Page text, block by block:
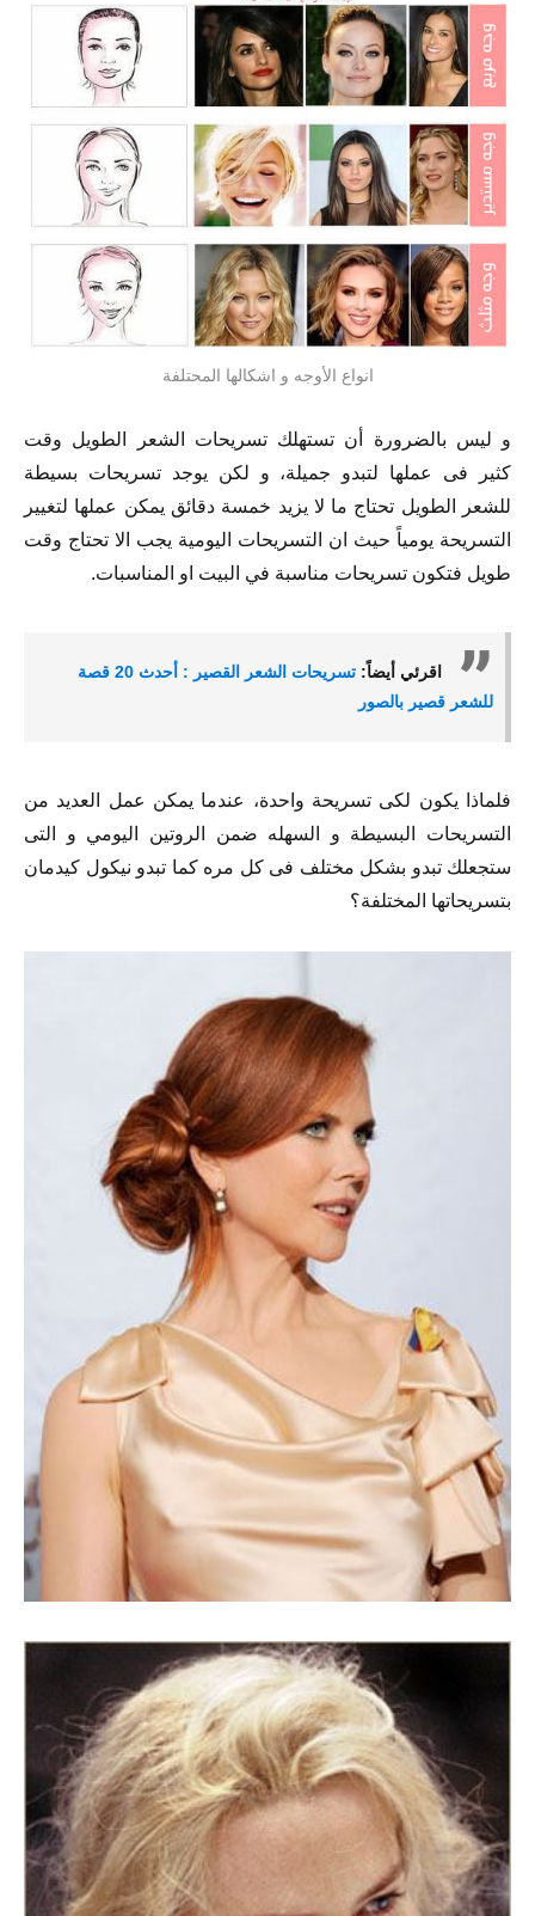
انواع الأوجه و اشكالها المحتلفة
و ليس بالضرورة أن تستهلك تسريحات الشعر الطويل وقت
كثير فى عملها لتبدو جميلة، و لكن يوجد تسريحات بسيطة
للشعر الطويل تحتاج ما لا يزيد خمسة دقائق يمكن عملها لتغيير
التسريحة يومياً حيث ان التسريحات اليومية يجب الا تحتاج وقت
طويل فتكون تسريحات مناسبة في البيت او المناسبات.
اقرئي أيضاً:
تسريحات الشعر القصير : أحدث 20 قصة
للشعر قصير بالصور
فلماذا يكون لكى تسريحة واحدة، عندما يمكن عمل العديد من
التسريحات البسيطة و السهله ضمن الروتين اليومي و التى
ستجعلك تبدو بشكل مختلف فى كل مره كما تبدو نيكول كيدمان
بتسريحاتها المختلفة؟